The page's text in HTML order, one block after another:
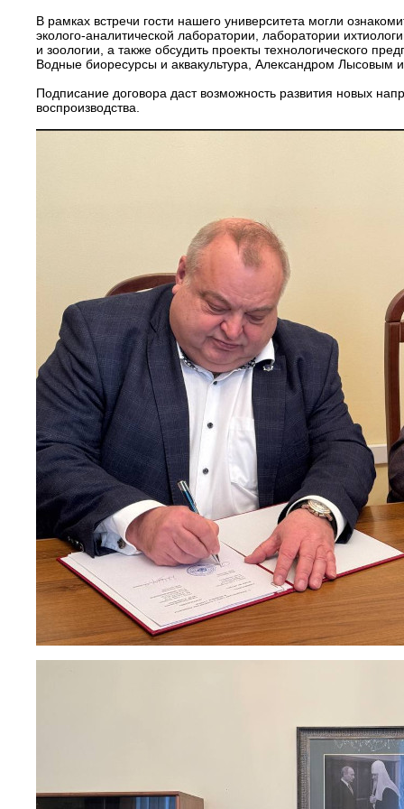
В рамках встречи гости нашего университета могли
эколого-аналитической лаборатории, лаборатории
и зоологии, а также обсудить проекты технологического
Водные биоресурсы и аквакультура, Александром Лысовым
Подписание договора даст возможность развития новых
воспроизводства.